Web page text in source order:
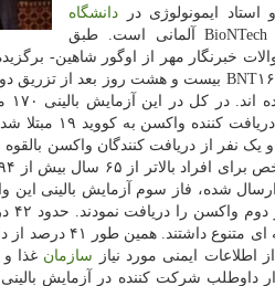
دانشگاه
ماینتس کشور آلمان و مالک شرکت BioNTech آلمانی است. طبق
خبرنگار مهر از اوگور شاهین-
پلاسیبو و یک نفر از دریافت کنندگان
اطلاعات ایمنی مورد نیاز سازمان غذا
این اطلاعات نشان میدهد ۴۳ هزار داوطلب شرکت